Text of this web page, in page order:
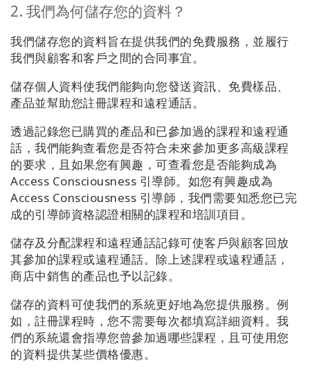
2. 我們為何儲存您的資料？
我們儲存您的資料旨在提供我們的免費服務，並履行
我們與顧客和客戶之間的合同事宜。
儲存個人資料使我們能夠向您發送資訊、免費樣品、
產品並幫助您註冊課程和遠程通話。
透過記錄您已購買的產品和已參加過的課程和遠程通
話，我們能夠查看您是否符合未來參加更多高級課程
的要求，且如果您有興趣，可查看您是否能夠成為
Access Consciousness 引導師。如您有興趣成為
Access Consciousness 引導師，我們需要知悉您已完
成的引導師資格認證相關的課程和培訓項目。
儲存及分配課程和遠程通話記錄可使客戶與顧客回放
其參加的課程或遠程通話。除上述課程或遠程通話，
商店中銷售的產品也予以記錄。
儲存的資料可使我們的系統更好地為您提供服務。例
如，註冊課程時，您不需要每次都填寫詳細資料。我
們的系統還會指導您曾參加過哪些課程，且可使用您
的資料提供某些價格優惠。